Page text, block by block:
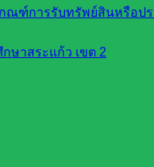
ณฑ์การรับทรัพย์สินหรือป
ษาสระแก้ว เขต 2